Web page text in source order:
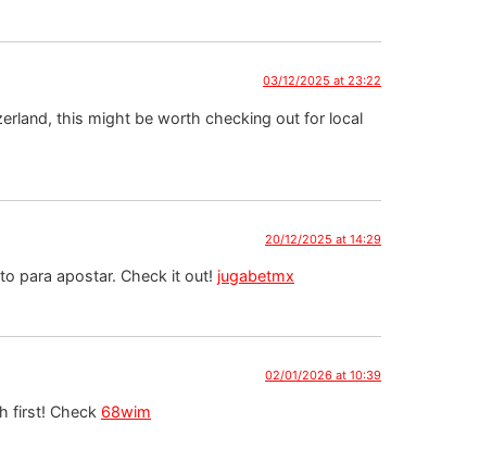
03/12/2025 at 23:22
this might be worth checking out for local
20/12/2025 at 14:29
para apostar. Check it out! jugabetmx
02/01/2026 at 10:39
first! Check 68wim